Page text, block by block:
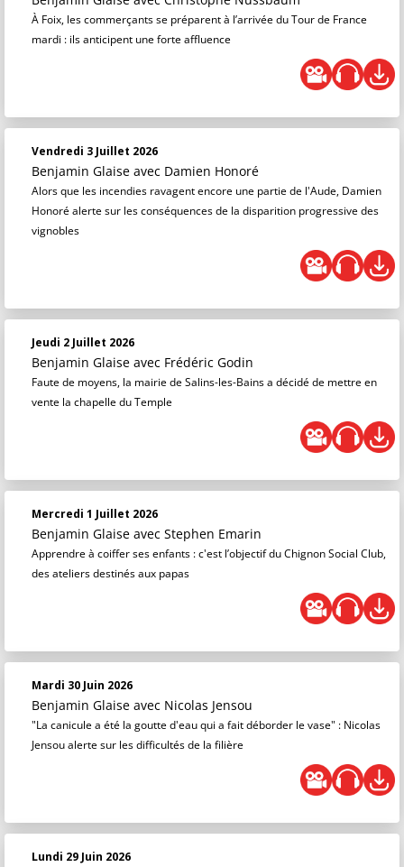
À Foix, les commerçants se préparent à l’arrivée du Tour de France
mardi : ils anticipent une forte affluence
Vendredi 3 Juillet 2026
Benjamin Glaise avec Damien Honoré
Alors que les incendies ravagent encore une partie de l'Aude, Damien
Honoré alerte sur les conséquences de la disparition progressive des
vignobles
Jeudi 2 Juillet 2026
Benjamin Glaise avec Frédéric Godin
Faute de moyens, la mairie de Salins-les-Bains a décidé de mettre en
vente la chapelle du Temple
Mercredi 1 Juillet 2026
Benjamin Glaise avec Stephen Emarin
Apprendre à coiffer ses enfants : c'est l’objectif du Chignon Social Club,
des ateliers destinés aux papas
Mardi 30 Juin 2026
Benjamin Glaise avec Nicolas Jensou
"La canicule a été la goutte d'eau qui a fait déborder le vase" : Nicolas
Jensou alerte sur les difficultés de la filière
Lundi 29 Juin 2026